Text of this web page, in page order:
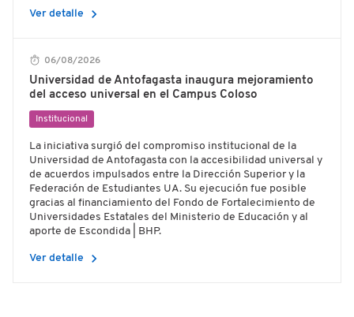
Ver detalle chevron_right
06/08/2026
Universidad de Antofagasta inaugura mejoramiento
del acceso universal en el Campus Coloso
Institucional
La iniciativa surgió del compromiso institucional de la
Universidad de Antofagasta con la accesibilidad universal y
de acuerdos impulsados entre la Dirección Superior y la
Federación de Estudiantes UA. Su ejecución fue posible
gracias al financiamiento del Fondo de Fortalecimiento de
Universidades Estatales del Ministerio de Educación y al
aporte de Escondida | BHP.
Ver detalle chevron_right